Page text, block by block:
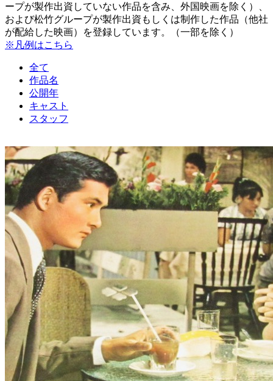
ープが製作出資していない作品を含み、外国映画を除く）、
および松竹グループが製作出資もしくは制作した作品（他社
が配給した映画）を登録しています。（一部を除く）
※凡例はこちら
全て
作品名
公開年
キャスト
スタッフ